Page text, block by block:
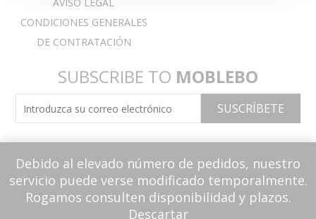
CONDICIONES GENERALES
DE CONTRATACIÓN
SUBSCRIBE TO MOBLEBO
Debido al elevado número de pedidos, nuestro
servicio puede verse modificado temporalmente.
Rogamos consulten disponibilidad y plazos.
Descartar